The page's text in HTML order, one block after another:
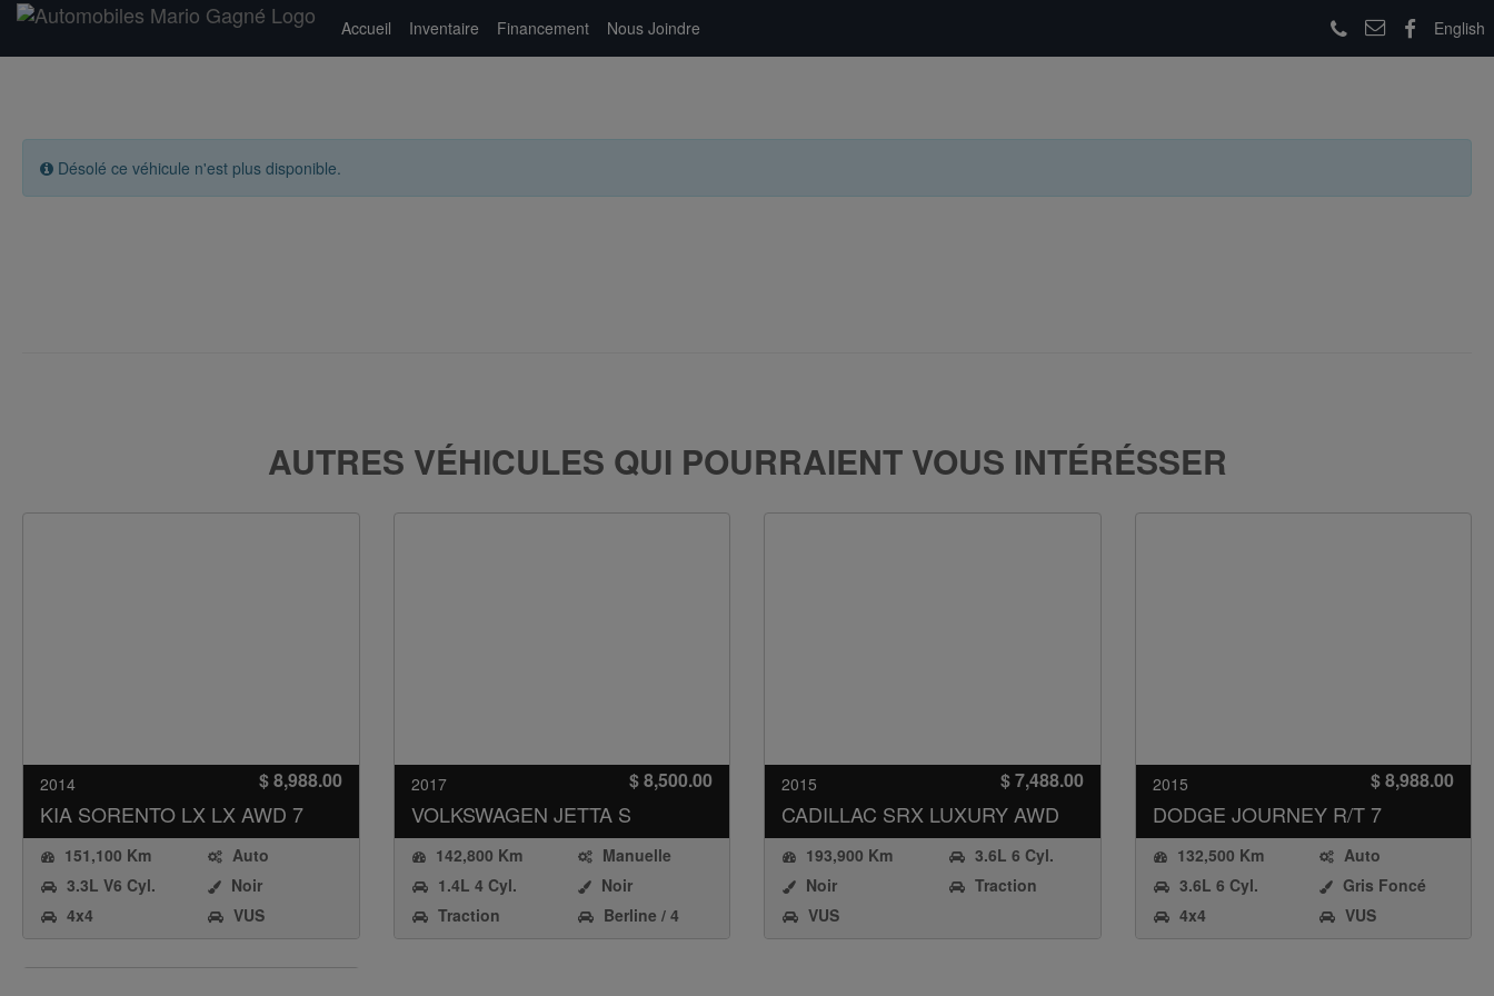
Accueil Inventaire Financement Nous Joindre English
Désolé ce véhicule n'est plus disponible.
AUTRES VÉHICULES QUI POURRAIENT VOUS INTÉRÉSSER
2014 $ 8,988.00
KIA SORENTO LX LX AWD 7
PASSAGERS
151,100 Km
Auto
3.3L V6 Cyl.
Stoichiometric
Gasoline Direct
Noir
4x4
VUS
2017 $ 8,500.00
VOLKSWAGEN JETTA S
142,800 Km
Manuelle
1.4L 4 Cyl.
Gasoline(50-
st);Emissions
Noir
Traction
avant
Berline / 4
Portes
2015 $ 7,488.00
CADILLAC SRX LUXURY AWD
193,900 Km
3.6L 6 Cyl.
DOHC
Stoichiometric
Injection (SGDI)
Noir
Traction
VUS
2015 $ 8,988.00
DODGE JOURNEY R/T 7
PASSAGERS
132,500 Km
Auto
3.6L 6 Cyl.
Gris Foncé
4x4
VUS